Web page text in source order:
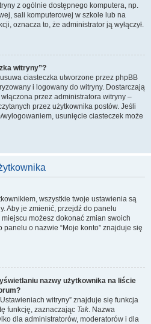
z ogólnie dostępnego komputera, np.
sali komputerowej w szkole lub na
oznacza to, że administrator ją wyłączył.
witryny”?
ciasteczka utworzone przez phpBB
i logowany do witryny. Dostarczają
przez administratora witryny –
przez użytkownika postów. Jeśli
usunięcie ciasteczek może
wszystkie twoje ustawienia są
Aby je zmienić, przejdź do panelu
możesz dokonać zmian swoich
o nazwie “Moje konto” znajduje się
nazwy użytkownika na liście
witryny” znajduje się funkcja
tę funkcję, zaznaczając Tak. Nazwa
dla administratorów, moderatorów i dla